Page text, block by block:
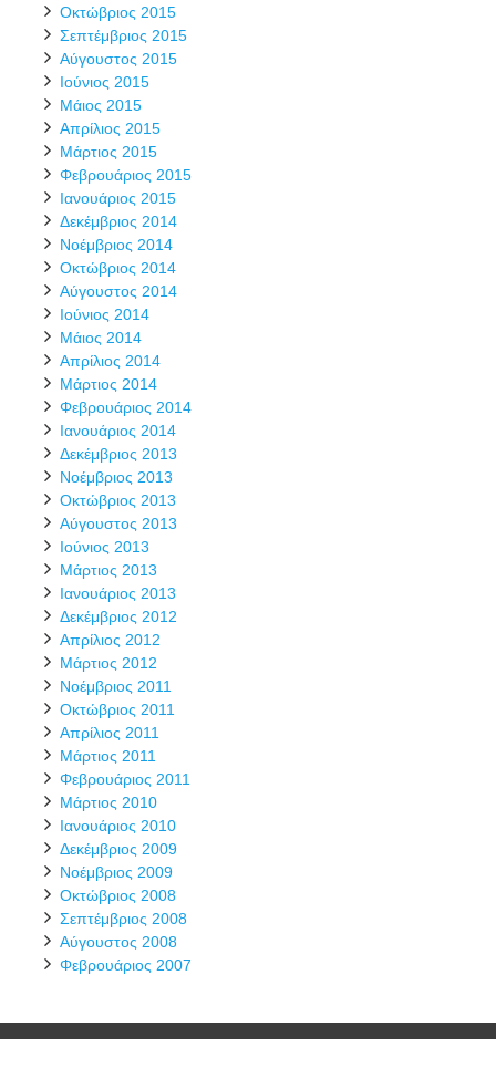
Οκτώβριος 2015
Σεπτέμβριος 2015
Αύγουστος 2015
Ιούνιος 2015
Μάιος 2015
Απρίλιος 2015
Μάρτιος 2015
Φεβρουάριος 2015
Ιανουάριος 2015
Δεκέμβριος 2014
Νοέμβριος 2014
Οκτώβριος 2014
Αύγουστος 2014
Ιούνιος 2014
Μάιος 2014
Απρίλιος 2014
Μάρτιος 2014
Φεβρουάριος 2014
Ιανουάριος 2014
Δεκέμβριος 2013
Νοέμβριος 2013
Οκτώβριος 2013
Αύγουστος 2013
Ιούνιος 2013
Μάρτιος 2013
Ιανουάριος 2013
Δεκέμβριος 2012
Απρίλιος 2012
Μάρτιος 2012
Νοέμβριος 2011
Οκτώβριος 2011
Απρίλιος 2011
Μάρτιος 2011
Φεβρουάριος 2011
Μάρτιος 2010
Ιανουάριος 2010
Δεκέμβριος 2009
Νοέμβριος 2009
Οκτώβριος 2008
Σεπτέμβριος 2008
Αύγουστος 2008
Φεβρουάριος 2007